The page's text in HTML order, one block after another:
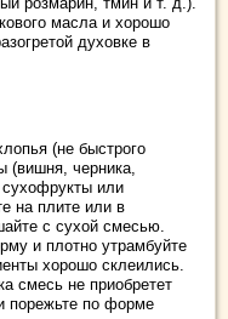
масла и хорошо
духовке в
(не быстрого
(вишня, черника,
сухофрукты или
на плите или в
с сухой смесью.
и плотно утрамбуйте
хорошо склеились.
смесь не приобретет
порежьте по форме